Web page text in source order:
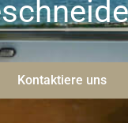
Kontaktiere uns